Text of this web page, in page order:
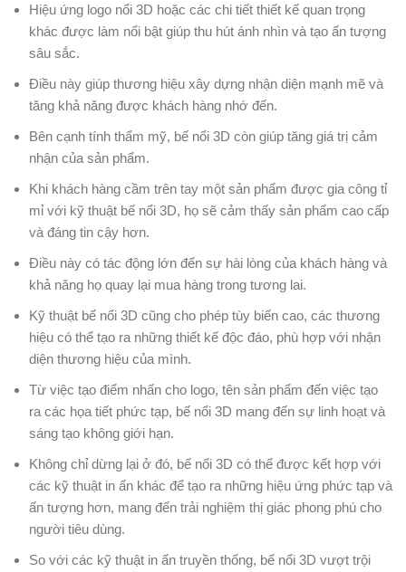
Hiệu ứng logo nổi 3D hoặc các chi tiết thiết kế quan trọng
khác được làm nổi bật giúp thu hút ánh nhìn và tạo ấn tượng
sâu sắc.
Điều này giúp thương hiệu xây dựng nhận diện mạnh mẽ và
tăng khả năng được khách hàng nhớ đến.
Bên cạnh tính thẩm mỹ, bế nổi 3D còn giúp tăng giá trị cảm
nhận của sản phẩm.
Khi khách hàng cầm trên tay một sản phẩm được gia công tỉ
mỉ với kỹ thuật bế nổi 3D, họ sẽ cảm thấy sản phẩm cao cấp
và đáng tin cậy hơn.
Điều này có tác động lớn đến sự hài lòng của khách hàng và
khả năng họ quay lại mua hàng trong tương lai.
Kỹ thuật bế nổi 3D cũng cho phép tùy biến cao, các thương
hiệu có thể tạo ra những thiết kế độc đáo, phù hợp với nhận
diện thương hiệu của mình.
Từ việc tạo điểm nhấn cho logo, tên sản phẩm đến việc tạo
ra các họa tiết phức tạp, bế nổi 3D mang đến sự linh hoạt và
sáng tạo không giới hạn.
Không chỉ dừng lại ở đó, bế nổi 3D có thể được kết hợp với
các kỹ thuật in ấn khác để tạo ra những hiệu ứng phức tạp và
ấn tượng hơn, mang đến trải nghiệm thị giác phong phú cho
người tiêu dùng.
So với các kỹ thuật in ấn truyền thống, bế nổi 3D vượt trội